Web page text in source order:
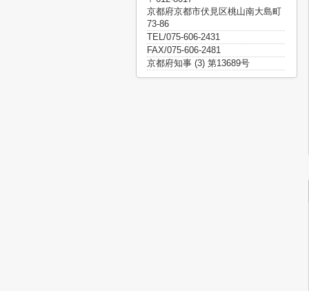
京都府京都市伏見区桃山南大島町
73-86
TEL/075-606-2431
FAX/075-606-2481
京都府知事 (3) 第13689号